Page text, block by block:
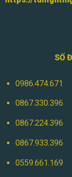
SỐ
0986.474.671
0867.330.396
0867.224.396
0867.933.396
0559.661.169